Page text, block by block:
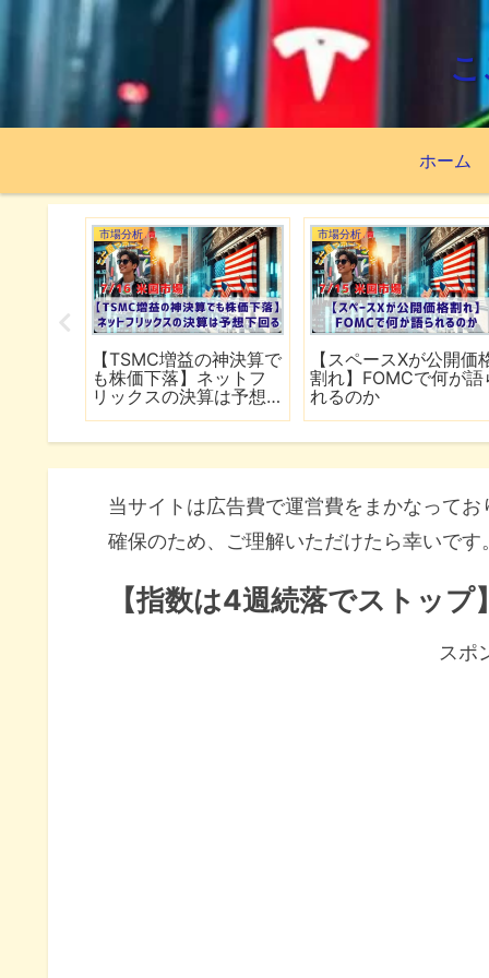
ホーム
市場分析
【TSMC増益の神決算で
も株価下落】ネットフ
リックスの決算は予想
市場分析
【スペースXが公開価
割れ】FOMCで何が語
れるのか
当サイトは広告費で運営費をまかなって
確保のため、ご理解いただけたら幸いです
【指数は4週続落でストッ
スポ